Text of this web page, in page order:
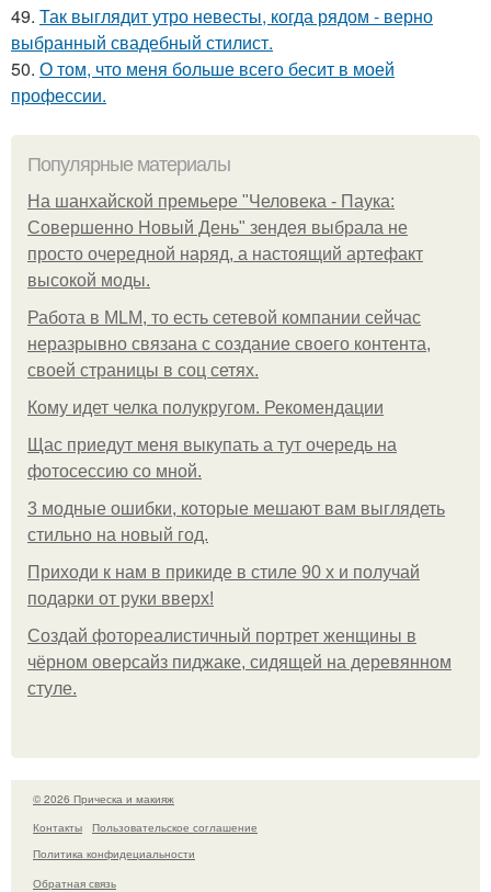
49. Так выглядит утро невесты, когда рядом - верно
выбранный свадебный стилист.
50. О том, что меня больше всего бесит в моей
профессии.
Популярные материалы
На шанхайской премьере "Человека - Паука:
Совершенно Новый День" зендея выбрала не
просто очередной наряд, а настоящий артефакт
высокой моды.
Работа в MLM, то есть сетевой компании сейчас
неразрывно связана с создание своего контента,
своей страницы в соц сетях.
Кому идет челка полукругом. Рекомендации
Щас приедут меня выкупать а тут очередь на
фотосессию со мной.
3 модные ошибки, которые мешают вам выглядеть
стильно на новый год.
Приходи к нам в прикиде в стиле 90 х и получай
подарки от руки вверх!
Создай фотореалистичный портрет женщины в
чёрном оверсайз пиджаке, сидящей на деревянном
стуле.
© 2026 Прическа и макияж
Контакты
Пользовательское соглашение
Политика конфидециальности
Обратная связь